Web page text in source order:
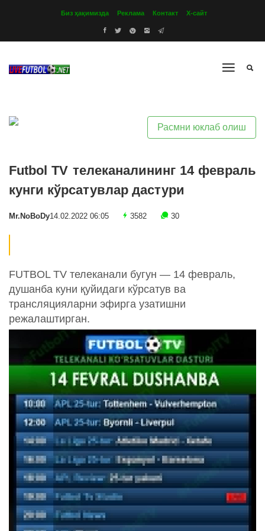
Биз ҳақимизда Реклама Контакт Х-сайт
Расмни юклаб олиш
Futbol TV телеканалининг 14 февраль
кунги кўрсатувлар дастури
Mr.NoBoDy14.02.2022 06:05 3582 30
FUTBOL TV телеканали бугун — 14 февраль,
душанба куни қуйидаги кўрсатув ва
трансляцияларни эфирга узатишни
режалаштирган.